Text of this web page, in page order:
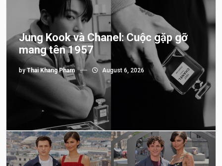
Jung Kook và Chanel: Cuộc gặp gỡ
mang tên 1957
byThai Khang Pham August 6, 2026